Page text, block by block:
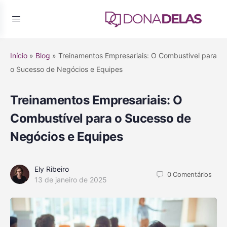
Início » Blog » Treinamentos Empresariais: O Combustível para
o Sucesso de Negócios e Equipes
Treinamentos Empresariais: O
Combustível para o Sucesso de
Negócios e Equipes
Ely Ribeiro
13 de janeiro de 2025
0Comentários